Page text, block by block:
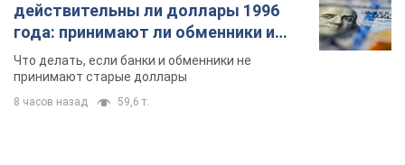
действительны ли доллары 1996
года: принимают ли обменники и
банки такие купюры
Что делать, если банки и обменники не
принимают старые доллары
8 часов назад 59,6 т.